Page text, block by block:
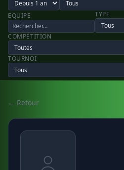
EQUIPE TYPE
COMPÉTITION
TOURNOI
← Retour